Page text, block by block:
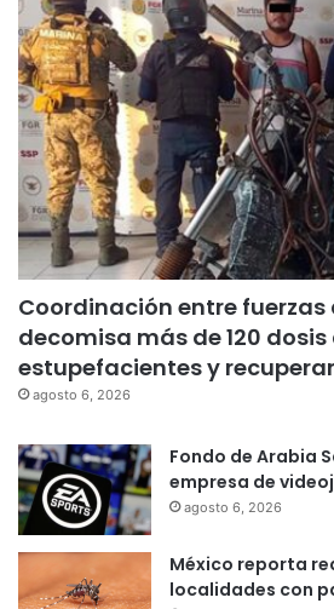
Coordinación entre fuerzas
decomisa más de 120 dosis
estupefacientes y
agosto 6, 2026
Fondo de Arabia
empresa de
agosto 6, 2026
México reporta
localidades con